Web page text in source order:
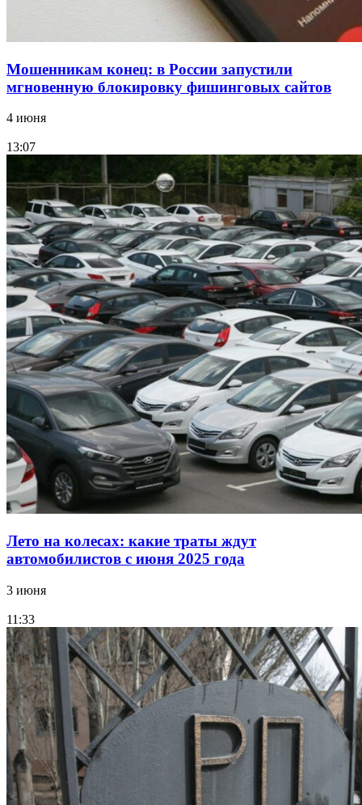
Мошенникам конец: в России запустили
мгновенную блокировку фишинговых сайтов
4 июня
13:07
Лето на колесах: какие траты ждут
автомобилистов с июня 2025 года
3 июня
11:33